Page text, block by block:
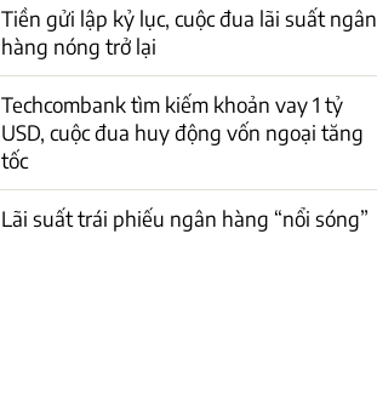
Tiền gửi lập kỷ lục, cuộc đua lãi suất ngân
hàng nóng trở lại
Techcombank tìm kiếm khoản vay 1 tỷ
USD, cuộc đua huy động vốn ngoại tăng
tốc
Lãi suất trái phiếu ngân hàng “nổi sóng”